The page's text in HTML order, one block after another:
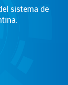
sistema de